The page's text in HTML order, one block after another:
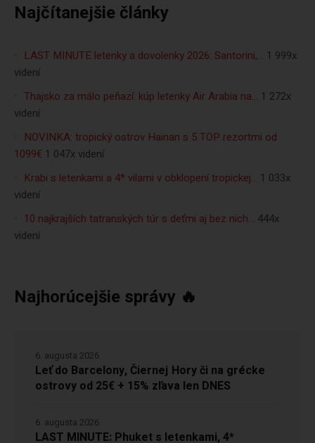
Najčítanejšie články
LAST MINUTE letenky a dovolenky 2026: Santorini,… 1 999x
videní
Thajsko za málo peňazí: kúp letenky Air Arabia na… 1 272x
videní
NOVINKA: tropický ostrov Hainan s 5 TOP rezortmi od
1099€ 1 047x videní
Krabi s letenkami a 4* vilami v obklopení tropickej… 1 033x
videní
10 najkrajších tatranských túr s deťmi aj bez nich… 444x
videní
Najhorúcejšie správy 🔥
Leť do Barcelony, Čiernej Hory či na grécke
ostrovy od 25€ + 15% zľava len DNES
6. augusta 2026
LAST MINUTE: Phuket s letenkami, 4*
6. augusta 2026